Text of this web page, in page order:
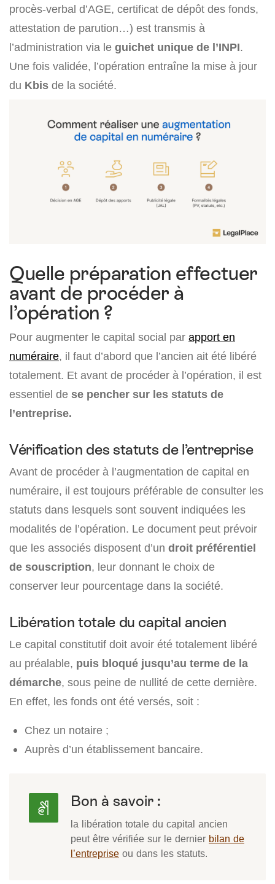
procès-verbal d’AGE, certificat de dépôt des fonds,
attestation de parution…) est transmis à
l’administration via le guichet unique de l’INPI.
Une fois validée, l’opération entraîne la mise à jour
du Kbis de la société.
Quelle préparation effectuer
avant de procéder à
l’opération ?
Pour augmenter le capital social par apport en
numéraire, il faut d’abord que l’ancien ait été libéré
totalement. Et avant de procéder à l’opération, il est
essentiel de se pencher sur les statuts de
l’entreprise.
Vérification des statuts de l’entreprise
Avant de procéder à l’augmentation de capital en
numéraire, il est toujours préférable de consulter les
statuts dans lesquels sont souvent indiquées les
modalités de l’opération. Le document peut prévoir
que les associés disposent d’un droit préférentiel
de souscription, leur donnant le choix de
conserver leur pourcentage dans la société.
Libération totale du capital ancien
Le capital constitutif doit avoir été totalement libéré
au préalable, puis bloqué jusqu’au terme de la
démarche, sous peine de nullité de cette dernière.
En effet, les fonds ont été versés, soit :
Chez un notaire ;
Auprès d’un établissement bancaire.
Bon à savoir :
la libération totale du capital ancien
peut être vérifiée sur le dernier bilan de
l’entreprise ou dans les statuts.